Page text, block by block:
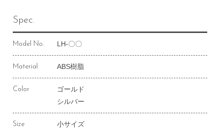
Spec.
Model No. LH-〇〇
Material ABS樹脂
Color
ゴールド
シルバー
Size
小サイズ